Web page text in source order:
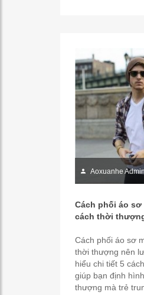
Aoxuanhe Admin
Cách phối áo sơ
cách thời
Cách phối áo sơ
thời thượng nên
hiểu chi tiết 5
giúp bạn định
thượng mà trẻ